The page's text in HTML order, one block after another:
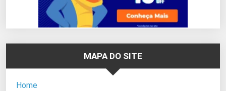
MAPA DO SITE
Home